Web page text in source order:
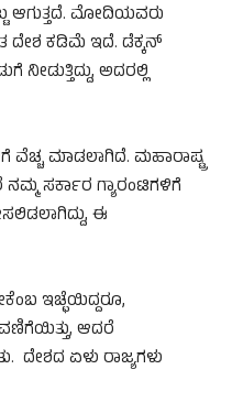
ಆಗುತ್ತದೆ. ಮೋದಿಯವರು
ದೇಶ ಕಡಿಮೆ ಇದೆ. ಡೆಕ್ಕನ್
ಅದರಲ್ಲಿ
ವೆಚ್ಚ ಮಾಡಲಾಗಿದೆ. ಮಹಾರಾಷ್ಟ್ರ
ಸರ್ಕಾರ ಗ್ಯಾರಂಟಿಗಳಿಗೆ
ಈ
ಇಚ್ಛೆಯಿದ್ದರೂ,
ಆದರೆ
ದೇಶದ ಏಳು ರಾಜ್ಯಗಳು